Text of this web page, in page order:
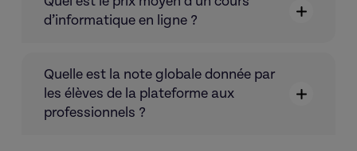
d’informatique en ligne ?
Quelle est la note globale donnée par
les élèves de la plateforme aux
professionnels ?